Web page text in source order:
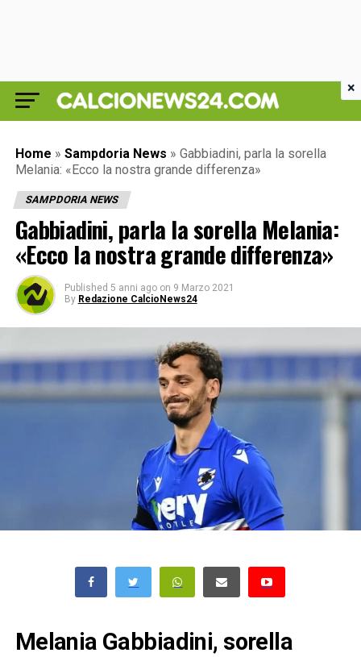
Home » Sampdoria News » Gabbiadini, parla la sorella
Melania: «Ecco la nostra grande differenza»
SAMPDORIA NEWS
Gabbiadini, parla la sorella Melania:
«Ecco la nostra grande differenza»
Published 5 anni ago on 9 Marzo 2021
By Redazione CalcioNews24
Melania Gabbiadini, sorella
×